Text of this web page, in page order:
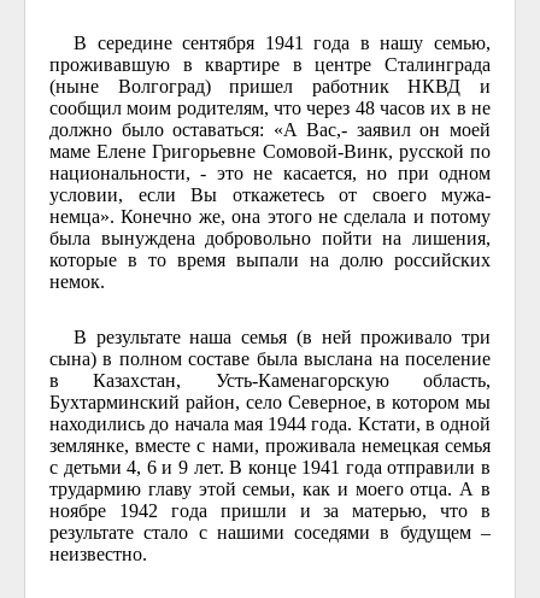
В середине сентября 1941 года в нашу семью,
проживавшую в квартире в центре Сталинграда
(ныне Волгоград) пришел работник НКВД и
сообщил моим родителям, что через 48 часов их в не
должно было оставаться: «А Вас,- заявил он моей
маме Елене Григорьевне Сомовой-Винк, русской по
национальности, - это не касается, но при одном
условии, если Вы откажетесь от своего мужа-
немца». Конечно же, она этого не сделала и потому
была вынуждена добровольно пойти на лишения,
которые в то время выпали на долю российских
немок.
В результате наша семья (в ней проживало три
сына) в полном составе была выслана на поселение
в Казахстан, Усть-Каменагорскую область,
Бухтарминский район, село Северное, в котором мы
находились до начала мая 1944 года. Кстати, в одной
землянке, вместе с нами, проживала немецкая семья
с детьми 4, 6 и 9 лет. В конце 1941 года отправили в
трудармию главу этой семьи, как и моего отца. А в
ноябре 1942 года пришли и за матерью, что в
результате стало с нашими соседями в будущем –
неизвестно.